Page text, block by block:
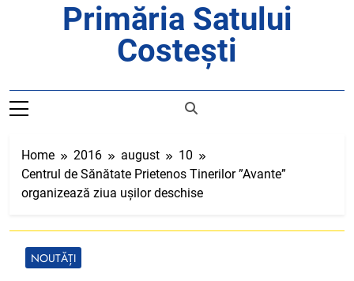
Primăria Satului
Costești
Home 2016 august
10
Centrul de Sănătate Prietenos Tinerilor ”Avante”
organizează ziua ușilor deschise
NOUTĂȚI